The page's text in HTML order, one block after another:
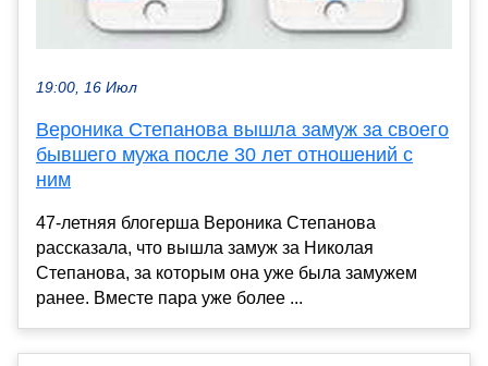
19:00, 16 Июл
Вероника Степанова вышла замуж за своего
бывшего мужа после 30 лет отношений с
ним
47-летняя блогерша Вероника Степанова
рассказала, что вышла замуж за Николая
Степанова, за которым она уже была замужем
ранее. Вместе пара уже более ...